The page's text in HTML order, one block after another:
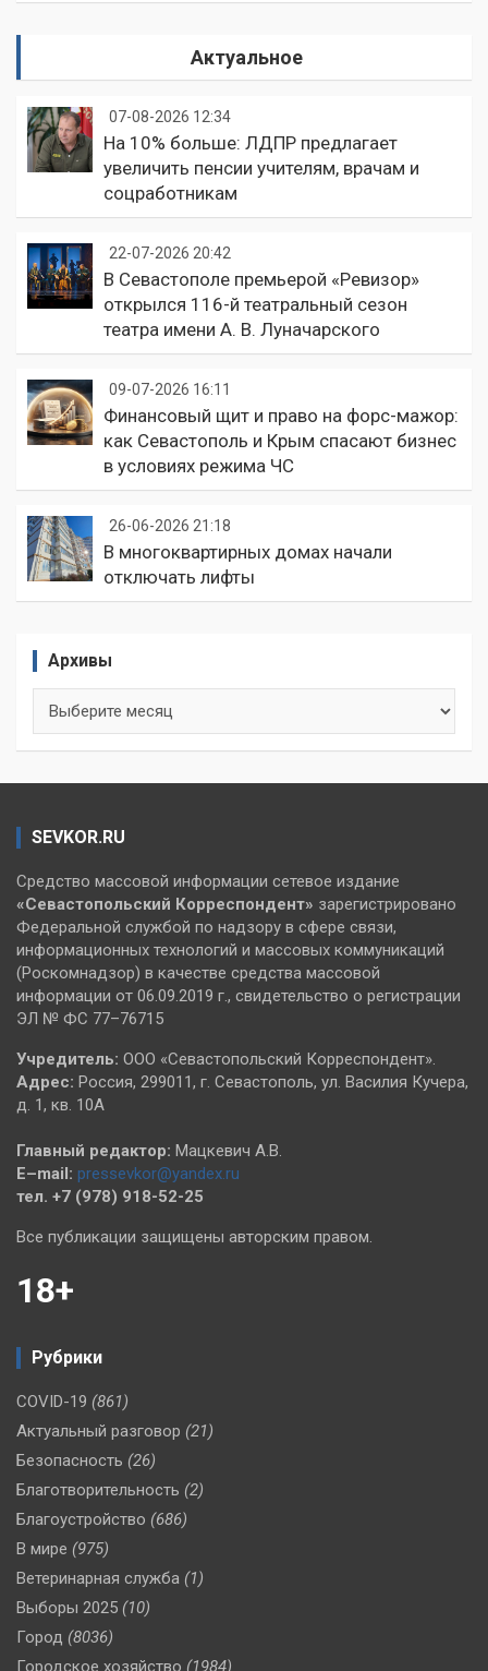
Актуальное
07-08-2026 12:34
На 10% больше: ЛДПР предлагает
увеличить пенсии учителям, врачам и
соцработникам
22-07-2026 20:42
В Севастополе премьерой «Ревизор»
открылся 116-й театральный сезон
театра имени А. В. Луначарского
09-07-2026 16:11
Финансовый щит и право на форс-мажор:
как Севастополь и Крым спасают бизнес
в условиях режима ЧС
26-06-2026 21:18
В многоквартирных домах начали
отключать лифты
Архивы
SEVKOR.RU
Средство массовой информации сетевое издание
«Севастопольский Корреспондент» зарегистрировано
Федеральной службой по надзору в сфере связи,
информационных технологий и массовых коммуникаций
(Роскомнадзор) в качестве средства массовой
информации от 06.09.2019 г., свидетельство о регистрации
ЭЛ № ФС 77–76715
Учредитель: ООО «Севастопольский Корреспондент».
Адрес: Россия, 299011, г. Севастополь, ул. Василия Кучера,
д. 1, кв. 10А
Главный редактор: Мацкевич А.В.
E–mail: pressevkor@yandex.ru
тел. +7 (978) 918-52-25
Все публикации защищены авторским правом.
18+
Рубрики
COVID-19 (861)
Актуальный разговор (21)
Безопасность (26)
Благотворительность (2)
Благоустройство (686)
В мире (975)
Ветеринарная служба (1)
Выборы 2025 (10)
Город (8036)
Городское хозяйство (1984)